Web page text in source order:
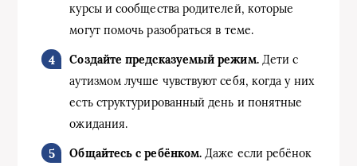
курсы и сообщества родителей, которые
могут помочь разобраться в теме.
Создайте предсказуемый режим.Дети с
аутизмом лучше чувствуют себя, когда у них
есть структурированный день и понятные
ожидания.
Общайтесь с ребёнком. Даже если ребёнок